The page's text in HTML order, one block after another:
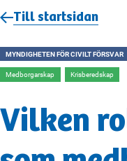
Till startsidan
MYNDIGHETEN FÖR CIVILT FÖRSVAR
Medborgarskap Krisberedskap
Vilken